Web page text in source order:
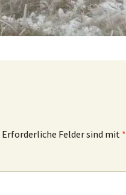
Erforderliche Felder sind mit *